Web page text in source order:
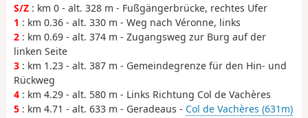
S/Z : km 0 - alt. 328 m - Fußgängerbrücke, rechtes Ufer
1 : km 0.36 - alt. 330 m - Weg nach Véronne, links
2 : km 0.69 - alt. 374 m - Zugangsweg zur Burg auf der
linken Seite
3 : km 1.23 - alt. 387 m - Gemeindegrenze für den Hin- und
Rückweg
4 : km 4.29 - alt. 580 m - Links Richtung Col de Vachères
5 : km 4.71 - alt. 633 m - Geradeaus - Col de Vachères (631m)